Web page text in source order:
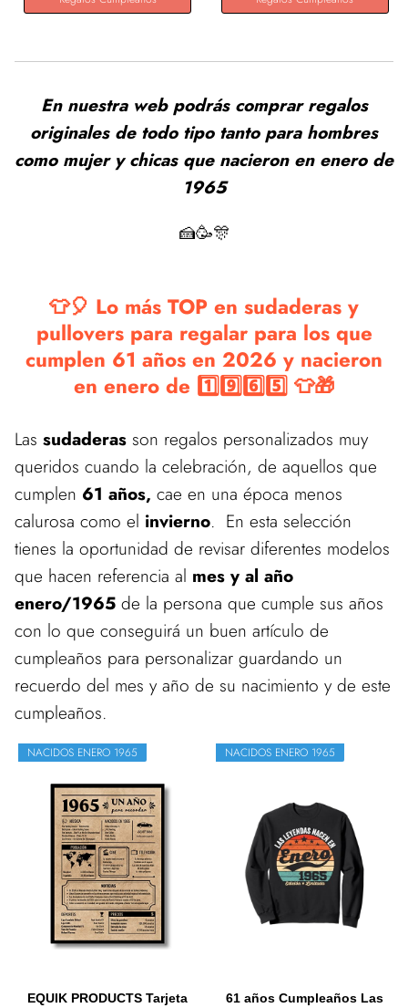
En nuestra web podrás comprar regalos
originales de todo tipo tanto para hombres
como mujer y chicas que nacieron en enero de
1965
🍰🥳🎊
👕🎈 Lo más TOP en sudaderas y
pullovers para regalar para los que
cumplen 61 años en 2026 y nacieron
en enero de 1️⃣9️⃣6️⃣5️⃣ 👕🎁
Las sudaderas son regalos personalizados muy
queridos cuando la celebración, de aquellos que
cumplen 61 años, cae en una época menos
calurosa como el invierno. En esta selección
tienes la oportunidad de revisar diferentes modelos
que hacen referencia al mes y al año
enero/1965 de la persona que cumple sus años
con lo que conseguirá un buen artículo de
cumpleaños para personalizar guardando un
recuerdo del mes y año de su nacimiento y de este
cumpleaños.
NACIDOS ENERO 1965
EQUIK PRODUCTS Tarjeta
NACIDOS ENERO 1965
61 años Cumpleaños Las